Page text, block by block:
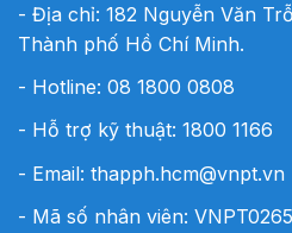
- Địa chỉ: 182 Nguyễn Văn
Thành phố Hồ Chí Minh.
- Hotline: 08 1800 0808
- Hỗ trợ kỹ thuật: 1800 1166
- Email: thapph.hcm@vnpt.vn
- Mã số nhân viên: